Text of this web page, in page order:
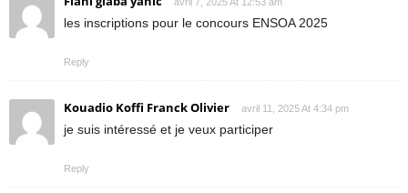
les inscriptions pour le concours ENSOA 2025
Reply
Kouadio Koffi Franck Olivier avril 11, 2025 At 4:34 pm
je suis intéressé et je veux participer
Reply